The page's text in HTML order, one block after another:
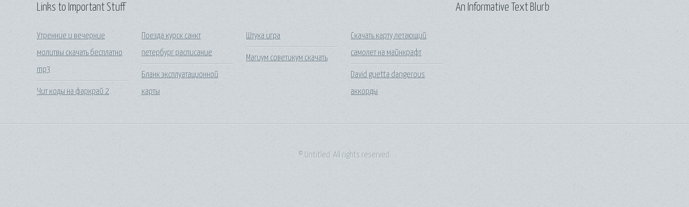
Links to Important Stuff
Утренние и вечерние
молитвы скачать бесплатно
mp3
Чит коды на фаркрай 2
Поезда курск санкт
петербург расписание
Бланк эксплуатационной
карты
Штука игра
Магиум советикум скачать
Скачать карту летающий
самолет на майнкрафт
David guetta dangerous
аккорды
An Informative Text Blurb
© Untitled. All rights reserved.